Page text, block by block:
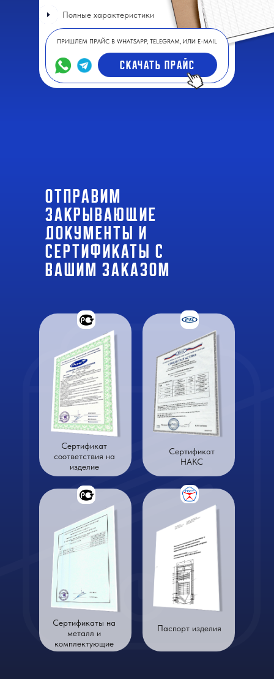
ПРИШЛЕМ ПРАЙС В WHATSAPP, TELEGRAM, ИЛИ E-MAIL
СКАЧАТЬ ПРАЙС
Полные характеристики
ОТПРАвим
закрывающие
документы и
сертификаты с
вашим заказом
Паспорт изделия
Сертификат
НАКС
Сертификат
соответствия на
изделие
Сертификаты на
металл и
комплектующие